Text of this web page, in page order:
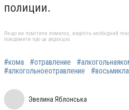
полиции.
Якщо ви помітили помилку, виділіть необхідний
повідомити про це редакцію
#кома #отравление
#алкогольноеотравление
Эвелина Яблонська